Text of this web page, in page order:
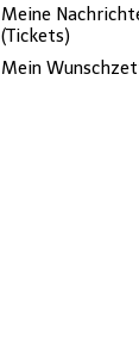
Meine
(Tickets)
Mein